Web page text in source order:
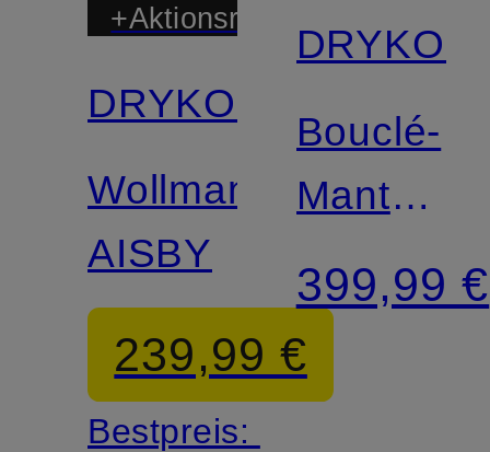
+Aktionsrabatt
DRYKORN
Wollmantel
AISBY
239,99 €
Bestpreis:
Bouclé-
Mantel
WALCOT
399,99 €